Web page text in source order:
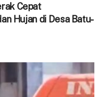
Cepat
Hujan di Desa Batu-